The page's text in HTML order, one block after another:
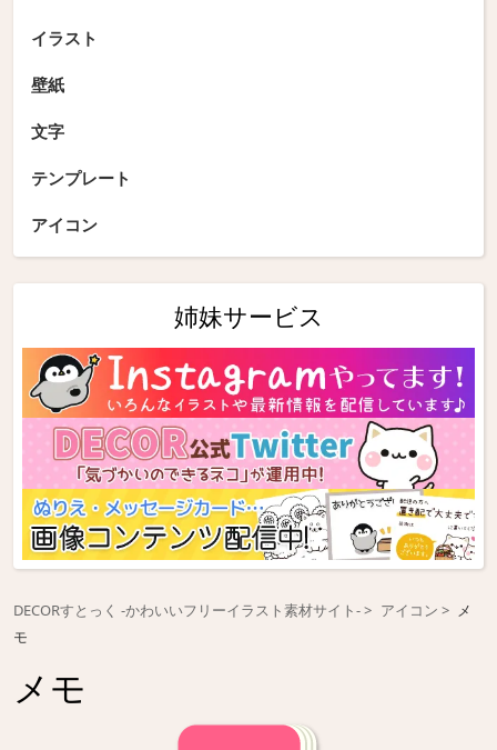
イラスト
壁紙
文字
テンプレート
アイコン
姉妹サービス
DECORすとっく -かわいいフリーイラスト素材サイト- アイコン
メ
モ
メモ